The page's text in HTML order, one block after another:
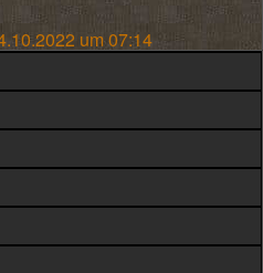
um 07:14